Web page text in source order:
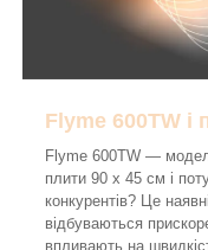
Flyme 600ТW і
Flyme 600ТW —
плити 90 x 45 см і
конкурентів? Це
відбуваються
впливають на